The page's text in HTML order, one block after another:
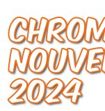
2024